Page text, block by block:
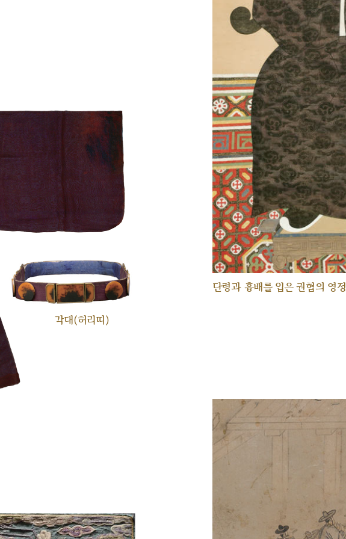
단령과 흉배를 입은 권협의 영정
각대(허리띠)